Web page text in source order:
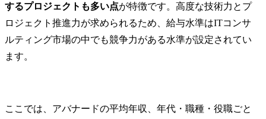
アバナードへの転職時の年収相場
中途採用職種別の想定年収レンジ
オファー年収の決まり方と交渉ポイント
転職で年収が上がる人／下がる人の違い
資格（Microsoft認定資格、PMP、AWSなど）
するプロジェクトも多い点が特徴です。高度な技術力とプ
ロジェクト推進力が求められるため、給与水準はITコンサ
ルティング市場の中でも競争力がある水準が設定されてい
ます。
ここでは、アバナードの平均年収、年代・職種・役職ごと